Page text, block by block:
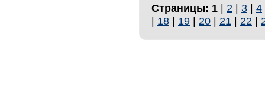
Страницы: 1 | 2 | 3 | 4
| 18 | 19 | 20 | 21 | 22 |